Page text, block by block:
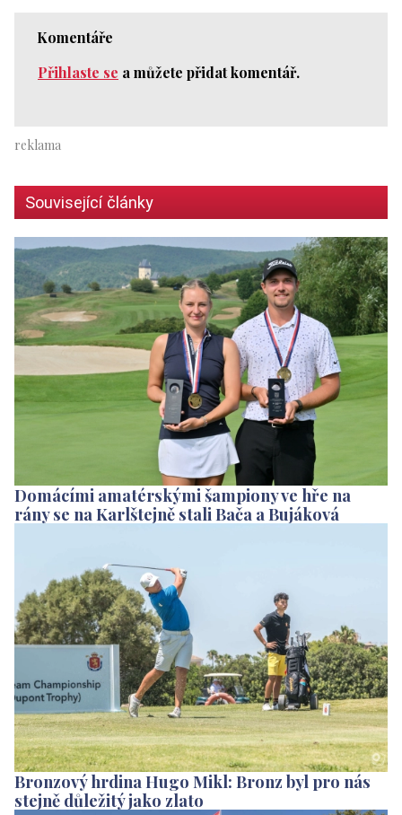
Komentáře
Přihlaste se a můžete přidat komentář.
Související články
Domácími amatérskými šampiony ve hře na
rány se na Karlštejně stali Bača a Bujáková
Bronzový hrdina Hugo Mikl: Bronz byl pro nás
stejně důležitý jako zlato